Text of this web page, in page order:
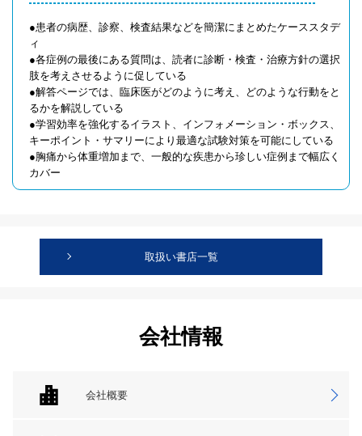
●患者の病歴、診察、検査結果などを簡潔にまとめたケーススタデ
ィ
●各症例の最後にある質問は、読者に診断・検査・治療方針の選択
肢を考えさせるように促している
●解答ページでは、臨床医がどのように考え、どのような行動をと
るかを解説している
●学習効率を強化するイラスト、インフォメーション・ボックス、
キーポイント・サマリーにより最適な試験対策を可能にしている
●胸痛から体重増加まで、一般的な疾患から珍しい症例まで幅広く
カバー
取扱い書店一覧
会社情報
会社概要